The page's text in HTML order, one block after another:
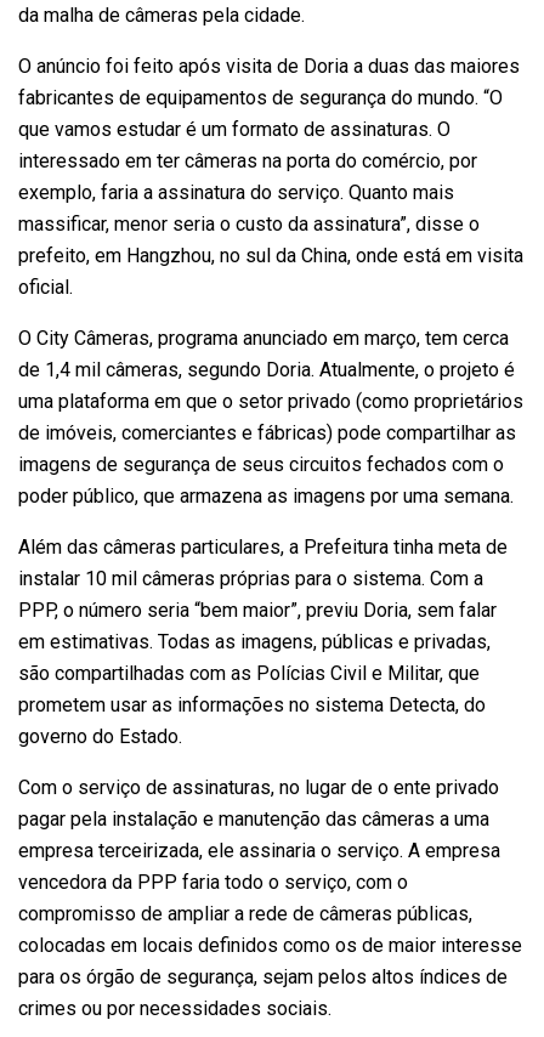
da malha de câmeras pela cidade.
O anúncio foi feito após visita de Doria a duas das maiores
fabricantes de equipamentos de segurança do mundo. “O
que vamos estudar é um formato de assinaturas. O
interessado em ter câmeras na porta do comércio, por
exemplo, faria a assinatura do serviço. Quanto mais
massificar, menor seria o custo da assinatura”, disse o
prefeito, em Hangzhou, no sul da China, onde está em visita
oficial.
O City Câmeras, programa anunciado em março, tem cerca
de 1,4 mil câmeras, segundo Doria. Atualmente, o projeto é
uma plataforma em que o setor privado (como proprietários
de imóveis, comerciantes e fábricas) pode compartilhar as
imagens de segurança de seus circuitos fechados com o
poder público, que armazena as imagens por uma semana.
Além das câmeras particulares, a Prefeitura tinha meta de
instalar 10 mil câmeras próprias para o sistema. Com a
PPP, o número seria “bem maior”, previu Doria, sem falar
em estimativas. Todas as imagens, públicas e privadas,
são compartilhadas com as Polícias Civil e Militar, que
prometem usar as informações no sistema Detecta, do
governo do Estado.
Com o serviço de assinaturas, no lugar de o ente privado
pagar pela instalação e manutenção das câmeras a uma
empresa terceirizada, ele assinaria o serviço. A empresa
vencedora da PPP faria todo o serviço, com o
compromisso de ampliar a rede de câmeras públicas,
colocadas em locais definidos como os de maior interesse
para os órgão de segurança, sejam pelos altos índices de
crimes ou por necessidades sociais.